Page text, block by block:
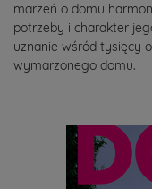
marzeń o domu
potrzeby i charakter
uznanie wśród tysięcy
wymarzonego domu.